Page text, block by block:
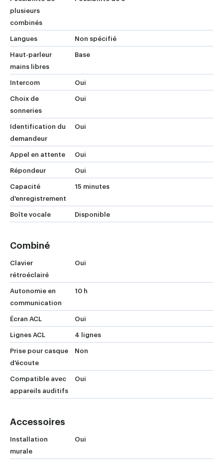
plusieurs
combinés
Langues Non spécifié
Haut-parleur
mains libres
Base
Intercom Oui
Choix de
sonneries
Oui
Identification du
demandeur
Oui
Appel en attente Oui
Répondeur Oui
Capacité
d'enregistrement
15 minutes
Boîte vocale Disponible
Combiné
Clavier
rétroéclairé
Oui
Autonomie en
communication
10 h
Écran ACL Oui
Lignes ACL 4 lignes
Prise pour casque
d'écoute
Non
Compatible avec
appareils auditifs
Oui
Accessoires
Installation
murale
Oui